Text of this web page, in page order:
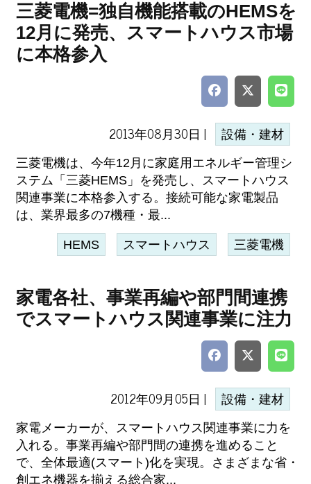
三菱電機=独自機能搭載のHEMSを
12月に発売、スマートハウス市場
に本格参入
2013年08月30日 | 設備・建材
三菱電機は、今年12月に家庭用エネルギー管理シ
ステム「三菱HEMS」を発売し、スマートハウス
関連事業に本格参入する。接続可能な家電製品
は、業界最多の7機種・最...
HEMS スマートハウス 三菱電機
家電各社、事業再編や部門間連携
でスマートハウス関連事業に注力
2012年09月05日 | 設備・建材
家電メーカーが、スマートハウス関連事業に力を
入れる。事業再編や部門間の連携を進めること
で、全体最適(スマート)化を実現。さまざまな省・
創エネ機器を揃える総合家...